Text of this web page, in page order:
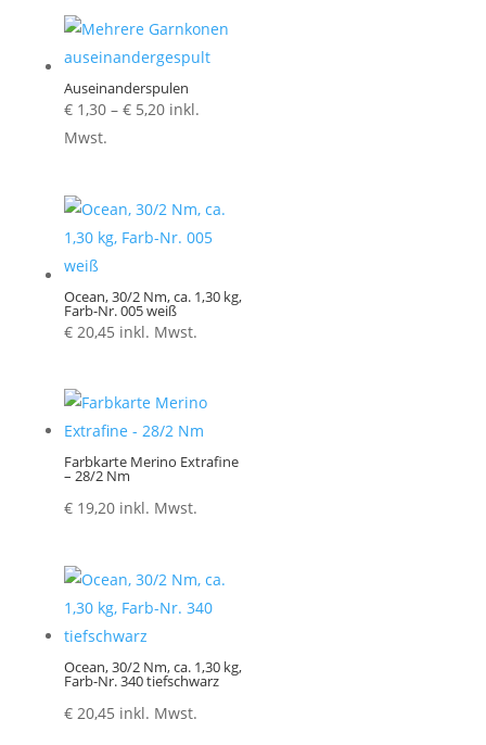
Auseinanderspulen
€1,30 – €5,20Preisspanne:
inkl.
Mwst.
Ocean, 30/2 Nm, ca. 1,30 kg,
Farb-Nr. 005 weiß
€20,45 inkl. Mwst.
Farbkarte Merino Extrafine
– 28/2 Nm
€19,20 inkl. Mwst.
Ocean, 30/2 Nm, ca. 1,30 kg,
Farb-Nr. 340 tiefschwarz
€20,45 inkl. Mwst.